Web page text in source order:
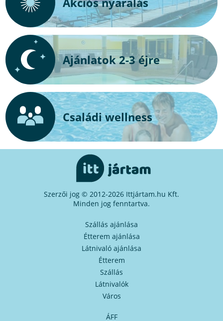
Ajánlatok 2-3 éjre
Családi wellness
Szerzői jog © 2012-2026 Ittjártam.hu Kft.
Minden jog fenntartva.
Szállás ajánlása
Étterem ajánlása
Látnivaló ajánlása
Étterem
Szállás
Látnivalók
Város
ÁFF